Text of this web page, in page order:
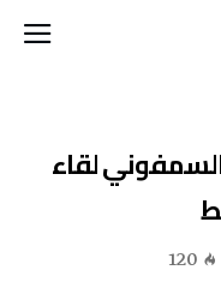
الجم السمفوني لقاء
120